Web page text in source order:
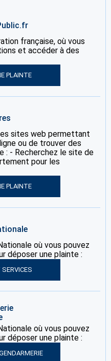
française, où vous
et accéder à des
PLAINTE
sites web permettant
ou de trouver des
: - Recherchez le site de
pour les
PLAINTE
où vous pouvez
déposer une plainte :
où vous pouvez
déposer une plainte :